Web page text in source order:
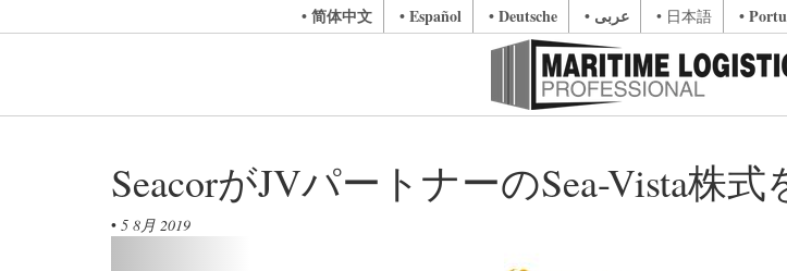
• 简体中文 • Español • Deutsche • عربى • 日本語 •
SeacorがJVパートナーのSea-Vista株式
• 5 8月 2019